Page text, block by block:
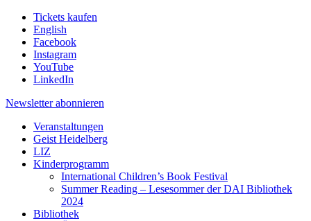
Tickets kaufen
English
Facebook
Instagram
YouTube
LinkedIn
Newsletter abonnieren
Veranstaltungen
Geist Heidelberg
LIZ
Kinderprogramm
International Children’s Book Festival
Summer Reading – Lesesommer der DAI Bibliothek
2024
Bibliothek